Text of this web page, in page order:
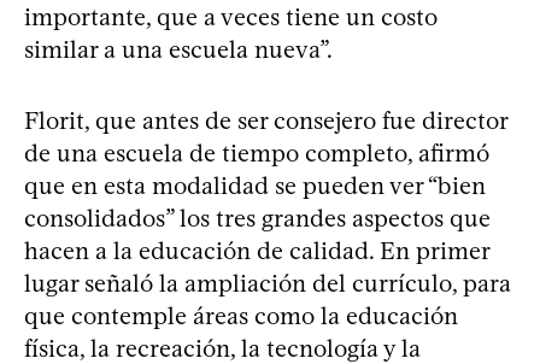
importante, que a veces tiene un costo
similar a una escuela nueva”.
Florit, que antes de ser consejero fue director
de una escuela de tiempo completo, afirmó
que en esta modalidad se pueden ver “bien
consolidados” los tres grandes aspectos que
hacen a la educación de calidad. En primer
lugar señaló la ampliación del currículo, para
que contemple áreas como la educación
física, la recreación, la tecnología y la